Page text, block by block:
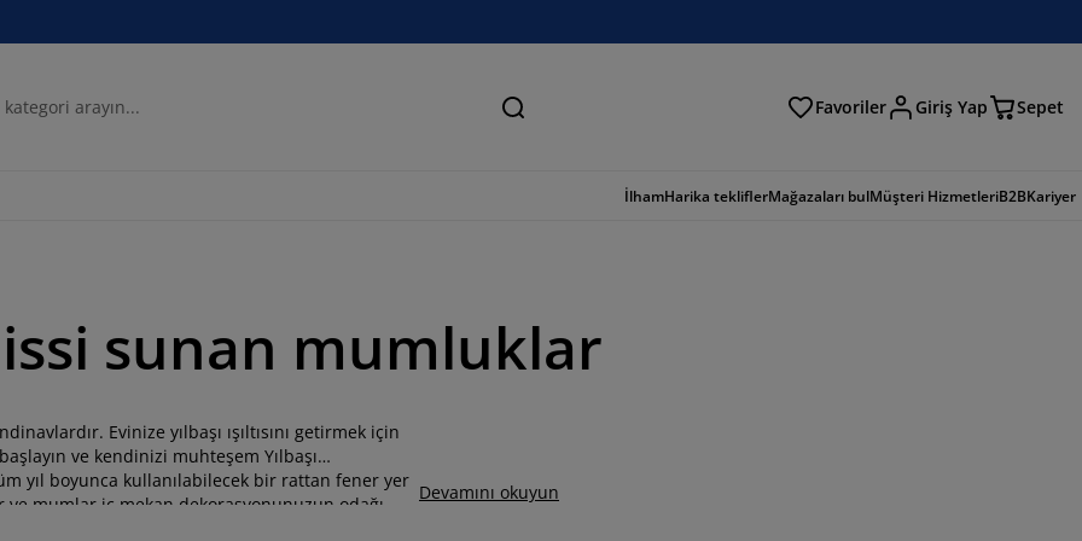
Ara Favoriler Giriş Yap Sepet
İlhamHarika tekliflerMağazaları bulMüşteri HizmetleriB2BKariyer
sunan mumluklar
Evinize yılbaşı ışıltısını getirmek için
ve kendinizi muhteşem Yılbaşı
yıl boyunca kullanılabilecek bir rattan fener yer
ve mumlar iç mekan dekorasyonunuzun odağı
Devamını okuyun